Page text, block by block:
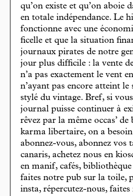
qu’on existe et qu’on aboie
en totale indépendance. Le
fonctionne avec une
ficelle et que la situation
journaux pirates de notre
jour plus difficile : la vente
n’a pas exactement le vent
n’ayant pas encore atteint le
stylé du vintage. Bref, si
journal puisse continuer à
rêvez par la même occas’
karma libertaire, on a
abonnez-vous, abonnez vos
canaris, achetez nous en
en manif, cafés,
faites notre pub sur la toile,
insta, répercutez-nous, faites